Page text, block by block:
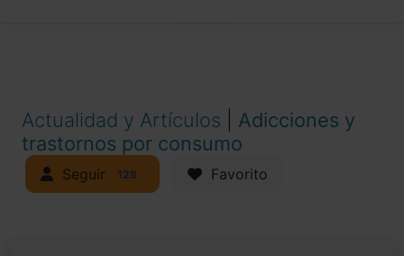
Actualidad y Artículos
Adicciones y
trastornos por consumo
Seguir 128 Favorito